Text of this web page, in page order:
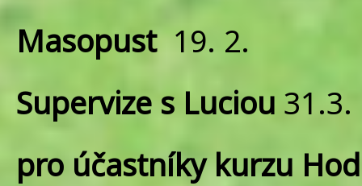
Masopust19. 2.
Supervize s Luciou
pro účastníky kurzu